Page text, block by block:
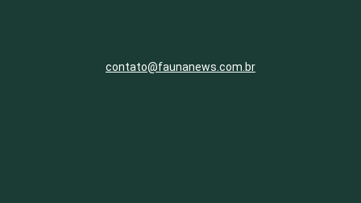
contato@faunanews.com.br